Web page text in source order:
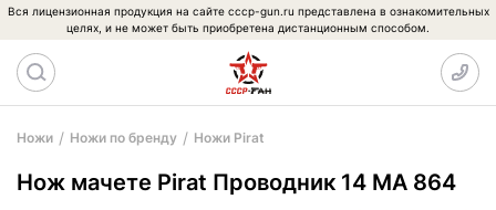
Вся лицензионная продукция на сайте cccp-gun.ru представлена в ознакомительных
целях, и не может быть приобретена дистанционным способом.
Ножи Ножи по бренду Ножи Pirat
Нож мачете Pirat Проводник 14 МА 864